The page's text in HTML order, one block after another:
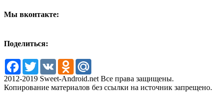
Мы вконтакте:
Поделиться:
Facebook
TwitterVK Odnoklassniki
2012-2019 Sweet-Android.net Все права защищены.
Копирование материалов без ссылки на источник запрещено.